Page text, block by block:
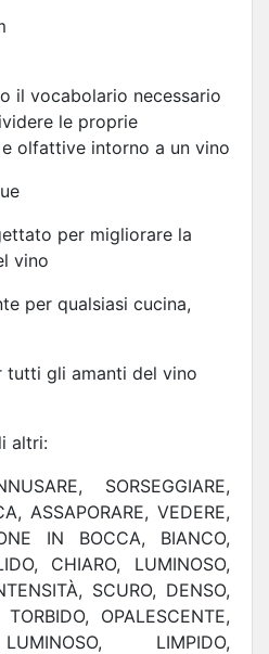
il vocabolario necessario
le proprie
olfattive intorno a un vino
per migliorare la
vino
per qualsiasi cucina,
tutti gli amanti del vino
altri:
SORSEGGIARE,
ASSAPORARE, VEDERE,
IN BOCCA, BIANCO,
CHIARO, LUMINOSO,
SCURO, DENSO,
OPALESCENTE,
LIMPIDO,